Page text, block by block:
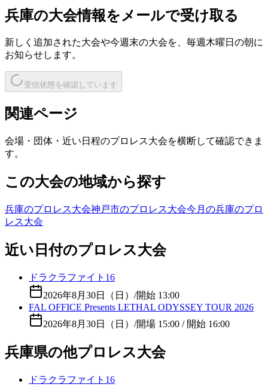
兵庫の大会情報をメールで受け取る
新しく追加された大会や今週末の大会を、 毎週木曜日の朝に
お知らせします。
受信状態を確認しています
関連ページ
会場・団体・近い日程のプロレス大会を横断して確認できま
す。
この大会の地域から探す
兵庫のプロレス大会神戸市のプロレス大会今月の兵庫のプロ
レス大会
近い日付のプロレス大会
ドラクラファイト16
2026年8月30日（日） /開始 13:00
FAL OFFICE Presents LETHAL ODYSSEY TOUR 2026
2026年8月30日（日） /開場 15:00 / 開始 16:00
兵庫県の他プロレス大会
ドラクラファイト16